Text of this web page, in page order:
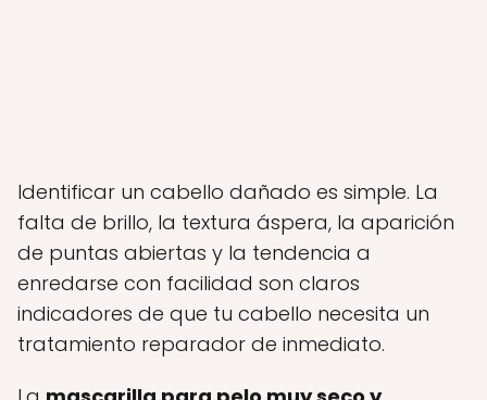
Identificar un cabello dañado es simple. La
falta de brillo, la textura áspera, la aparición
de puntas abiertas y la tendencia a
enredarse con facilidad son claros
indicadores de que tu cabello necesita un
tratamiento reparador de inmediato.